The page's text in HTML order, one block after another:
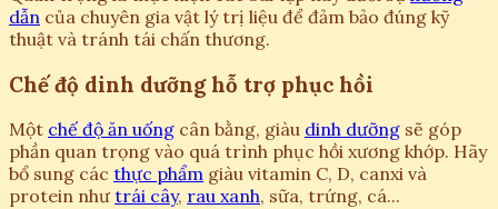
dẫn của chuyên gia vật lý trị liệu để đảm bảo đúng kỹ
thuật và tránh tái chấn thương.
Chế độ dinh dưỡng hỗ trợ phục hồi
Một chế độ ăn uống cân bằng, giàu dinh dưỡng sẽ góp
phần quan trọng vào quá trình phục hồi xương khớp. Hãy
bổ sung các thực phẩm giàu vitamin C, D, canxi và
protein như trái cây, rau xanh, sữa, trứng, cá...